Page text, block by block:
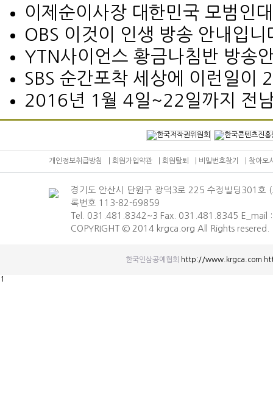
이제순이사장 대한민국 모범인
OBS 이것이 인생 방송 안내입니
YTN사이언스 황금나침반 방송
SBS 순간포착 세상에 이런일이
2016년 1월 4일~22일까지 전
개인정보취급방침 회원가입약관 회원탈퇴 비밀번호찾기 찾아오
경기도 안산시 단원구 광덕3로 225 수정빌딩301호
록번호 113-82-69859
Tel. 031.481.8342~3 Fax. 031.481.8345 E_mail
COPYRIGHT © 2014 krgca.org All Rights resered.
한국인삼공예협회 http://www.krgca.com
1